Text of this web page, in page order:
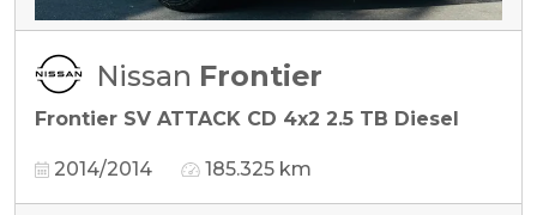
Nissan Frontier
Frontier SV ATTACK CD 4x2 2.5 TB Diesel
2014/2014 185.325 km